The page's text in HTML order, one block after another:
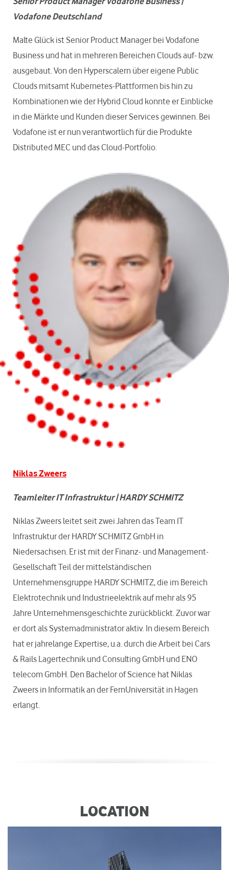
Vodafone Deutschland
Malte Glück ist Senior Product Manager bei Vodafone
Business und hat in mehreren Bereichen Clouds auf- bzw.
ausgebaut. Von den Hyperscalern über eigene Public
Clouds mitsamt Kubernetes-Plattformen bis hin zu
Kombinationen wie der Hybrid Cloud konnte er Einblicke
in die Märkte und Kunden dieser Services gewinnen. Bei
Vodafone ist er nun verantwortlich für die Produkte
Distributed MEC und das Cloud-Portfolio.
Niklas Zweers
Teamleiter IT Infrastruktur | HARDY SCHMITZ
Niklas Zweers leitet seit zwei Jahren das Team IT
Infrastruktur der HARDY SCHMITZ GmbH in
Niedersachsen. Er ist mit der Finanz- und Management-
Gesellschaft Teil der mittelständischen
Unternehmensgruppe HARDY SCHMITZ, die im Bereich
Elektrotechnik und Industrieelektrik auf mehr als 95
Jahre Unternehmensgeschichte zurückblickt. Zuvor war
er dort als Systemadministrator aktiv. In diesem Bereich
hat er jahrelange Expertise, u.a. durch die Arbeit bei Cars
& Rails Lagertechnik und Consulting GmbH und ENO
telecom GmbH. Den Bachelor of Science hat Niklas
Zweers in Informatik an der FernUniversität in Hagen
erlangt.
LOCATION